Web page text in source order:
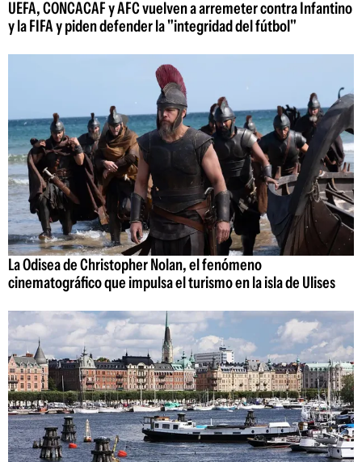
UEFA, CONCACAF y AFC vuelven a arremeter contra Infantino
y la FIFA y piden defender la "integridad del fútbol"
La Odisea de Christopher Nolan, el fenómeno
cinematográfico que impulsa el turismo en la isla de Ulises